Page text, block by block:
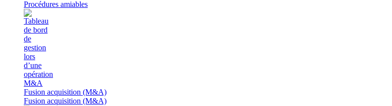
Procédures amiables
Fusion acquisition (M&A)
Fusion acquisition (M&A)